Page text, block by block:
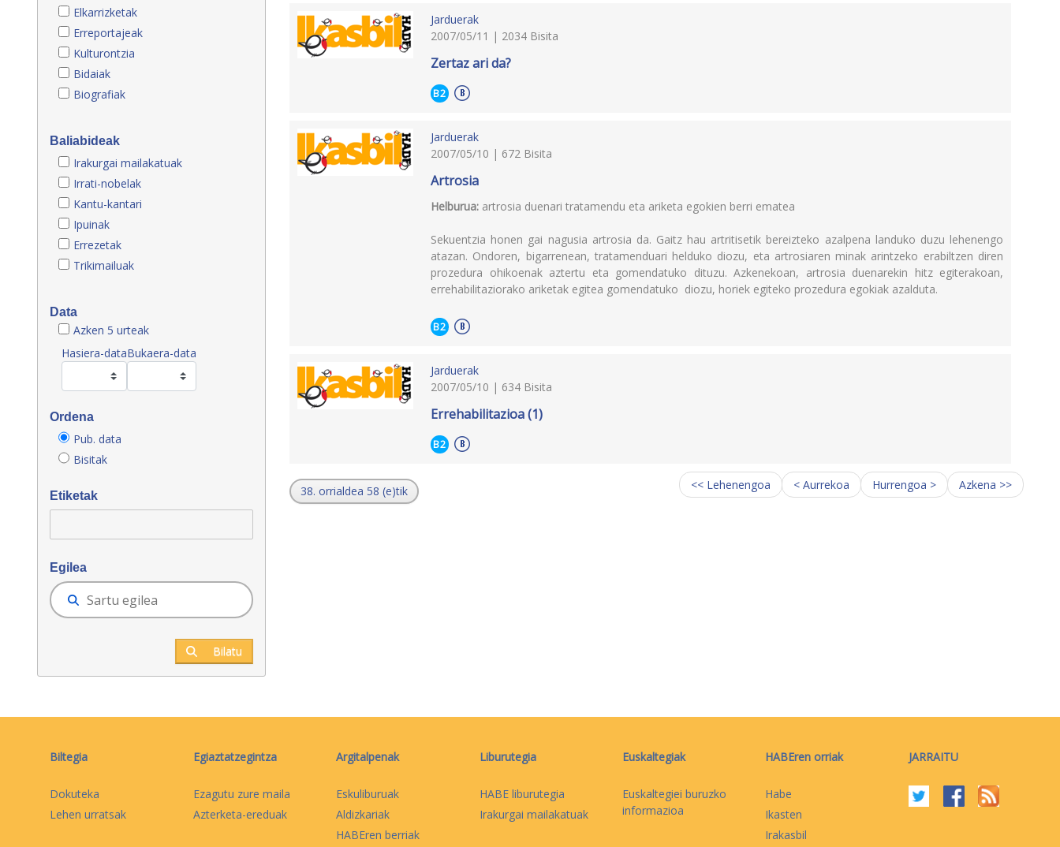
Elkarrizketak
Erreportajeak
Kulturontzia
Bidaiak
Biografiak
Baliabideak
Irakurgai mailakatuak
Irrati-nobelak
Kantu-kantari
Ipuinak
Errezetak
Trikimailuak
Data
Azken 5 urteak
Hasiera-dataBukaera-data
Ordena
Pub. data
Bisitak
Etiketak
Egilea
Bilatu
Jarduerak
2007/05/11 | 2034 Bisita
Zertaz ari da?
B2
Jarduerak
2007/05/10 | 672 Bisita
Artrosia
Helburua: artrosia duenari tratamendu eta ariketa egokien berri ematea
Sekuentzia honen gai nagusia artrosia da. Gaitz hau artritisetik bereizteko azalpena landuko duzu lehenengo
atazan. Ondoren, bigarrenean, tratamenduari helduko diozu, eta artrosiaren minak arintzeko erabiltzen diren
prozedura ohikoenak aztertu eta gomendatuko dituzu. Azkenekoan, artrosia duenarekin hitz egiterakoan,
errehabilitaziorako ariketak egitea gomendatuko diozu, horiek egiteko prozedura egokiak azalduta.
B2
Jarduerak
2007/05/10 | 634 Bisita
Errehabilitazioa (1)
B2
38. orrialdea 58 (e)tik << Lehenengoa < Aurrekoa Hurrengoa > Azkena >>
Biltegia
Dokuteka
Lehen urratsak
Egiaztatzegintza
Ezagutu zure maila
Azterketa-ereduak
Argitalpenak
Eskuliburuak
Aldizkariak
HABEren berriak
Liburutegia
HABE liburutegia
Irakurgai mailakatuak
Euskaltegiak
Euskaltegiei buruzko
informazioa
HABEren orriak
Habe
Ikasten
Irakasbil
JARRAITU